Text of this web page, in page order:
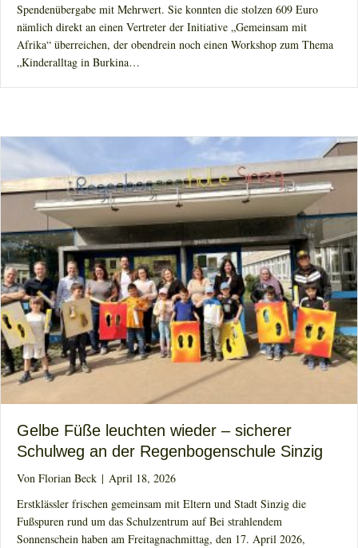
Spendenübergabe mit Mehrwert. Sie konnten die stolzen 609 Euro
nämlich direkt an einen Vertreter der Initiative „Gemeinsam mit
Afrika“ überreichen, der obendrein noch einen Workshop zum Thema
„Kinderalltag in Burkina…
Gelbe Füße leuchten wieder – sicherer
Schulweg an der Regenbogenschule Sinzig
Von Florian Beck | April 18, 2026
Erstklässler frischen gemeinsam mit Eltern und Stadt Sinzig die
Fußspuren rund um das Schulzentrum auf Bei strahlendem
Sonnenschein haben am Freitagnachmittag, den 17. April 2026,